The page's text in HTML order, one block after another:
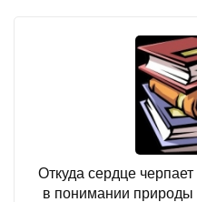
Откуда сердце
в понимании